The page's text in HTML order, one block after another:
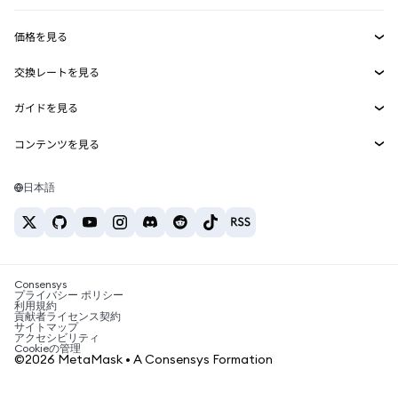
MetaMask Connect
Snaps
Web3サービス
セキュリティ
サポート
キャリア
お問い合わせ
価格を見る
イーサリアムの価格
Solanaの価格
Tetherの価格
交換レートを見る
ETH→USD
USDT→INR
BTC→INR
ETH→USDT
ガイドを見る
ETHの購入
USDTの購入
SHIBの購入
BNBの購入
コンテンツを見る
Solanaウォレット
税制関連ニュース
暗号資産の購入方法は？
ビットコインを売るには？
日本語
Consensys
プライバシー ポリシー
利用規約
貢献者ライセンス契約
サイトマップ
アクセシビリティ
Cookieの管理
©2026 MetaMask • A Consensys Formation